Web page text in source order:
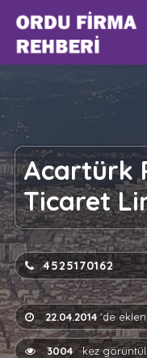
Acartürk
Ticaret
4525170162
22.04.2014'de
3004kez